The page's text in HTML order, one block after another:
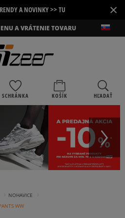
A NOVINKY >> TU ×
A VRÁTENIE TOVARU
SCHRÁNKA KOŠÍK HĽADAŤ
NOHAVICE
WW